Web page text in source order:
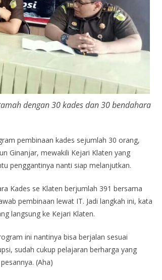
dengan 30 kades dan 30 bendahara
pembinaan kades sejumlah 30 orang,
Ginanjar, mewakili Kejari Klaten yang
penggantinya nanti siap melanjutkan.
Kades se Klaten berjumlah 391 bersama
pembinaan lewat IT. Jadi langkah ini, kata
langsung ke Kejari Klaten.
ini nantinya bisa berjalan sesuai
sudah cukup pelajaran berharga yang
(Aha)